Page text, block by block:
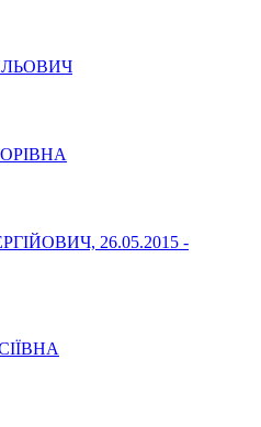
26.05.2015 -